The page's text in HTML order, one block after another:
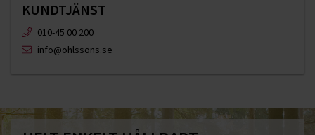
KUNDTJÄNST
010-45 00 200​
info@ohlssons.se